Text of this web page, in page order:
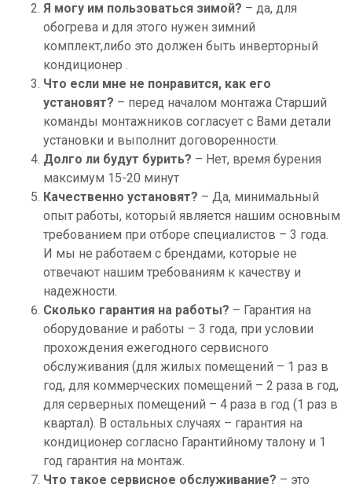
Я могу им пользоваться зимой? – да, для
обогрева и для этого нужен зимний
комплект,либо это должен быть инверторный
кондиционер .
Что если мне не понравится, как его
установят? – перед началом монтажа Старший
команды монтажников согласует с Вами детали
установки и выполнит договоренности.
Долго ли будут бурить? – Нет, время бурения
максимум 15-20 минут
Качественно установят? – Да, минимальный
опыт работы, который является нашим основным
требованием при отборе специалистов – 3 года.
И мы не работаем с брендами, которые не
отвечают нашим требованиям к качеству и
надежности.
Сколько гарантия на работы? – Гарантия на
оборудование и работы – 3 года, при условии
прохождения ежегодного сервисного
обслуживания (для жилых помещений – 1 раз в
год, для коммерческих помещений – 2 раза в год,
для серверных помещений – 4 раза в год (1 раз в
квартал). В остальных случаях – гарантия на
кондиционер согласно Гарантийному талону и 1
год гарантия на монтаж.
Что такое сервисное обслуживание? – это